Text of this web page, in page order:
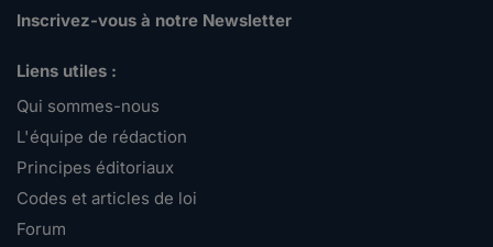
Inscrivez-vous à notre Newsletter
Liens utiles :
Qui sommes-nous
L'équipe de rédaction
Principes éditoriaux
Codes et articles de loi
Forum